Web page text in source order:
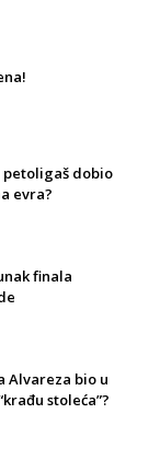
dobio
evra?
finala
Alvareza bio u
stoleća”?